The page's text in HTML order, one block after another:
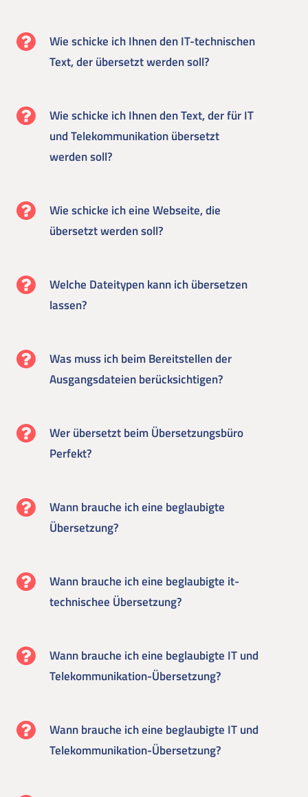
Wie schicke ich Ihnen den IT-technischen
Text, der übersetzt werden soll?
Wie schicke ich Ihnen den Text, der für IT
und Telekommunikation übersetzt
werden soll?
Wie schicke ich eine Webseite, die
übersetzt werden soll?
Welche Dateitypen kann ich übersetzen
lassen?
Was muss ich beim Bereitstellen der
Ausgangsdateien berücksichtigen?
Wer übersetzt beim Übersetzungsbüro
Perfekt?
Wann brauche ich eine beglaubigte
Übersetzung?
Wann brauche ich eine beglaubigte it-
technischee Übersetzung?
Wann brauche ich eine beglaubigte IT und
Telekommunikation-Übersetzung?
Wann brauche ich eine beglaubigte IT und
Telekommunikation-Übersetzung?